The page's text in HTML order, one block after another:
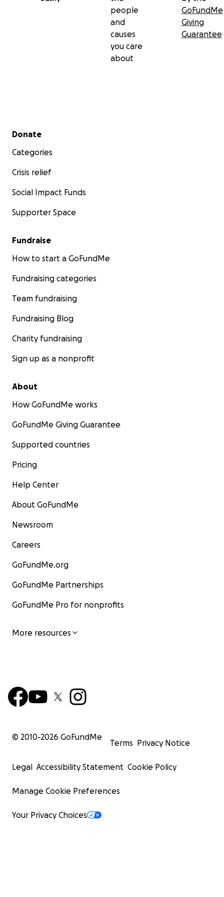
Wenn ihr an mehr Infos zu unserem Verein
interessiert seid, schaut euch gerne auf gangway.de
Uns als Team findet ihr auch auf Instagram unter
people
and
causes
you care
about
GoFundMe
Giving
Guarantee
Secondary menu
Donate
Categories
Crisis relief
Social Impact Funds
Supporter Space
Fundraise
How to start a GoFundMe
Fundraising categories
Team fundraising
Fundraising Blog
Charity fundraising
Sign up as a nonprofit
About
How GoFundMe works
GoFundMe Giving Guarantee
Supported countries
Pricing
Help Center
About GoFundMe
Newsroom
Careers
GoFundMe.org
GoFundMe Partnerships
GoFundMe Pro for nonprofits
More resources
© 2010-2026 GoFundMe
Terms Privacy Notice
Legal Accessibility Statement Cookie Policy
Manage Cookie Preferences
Your Privacy Choices